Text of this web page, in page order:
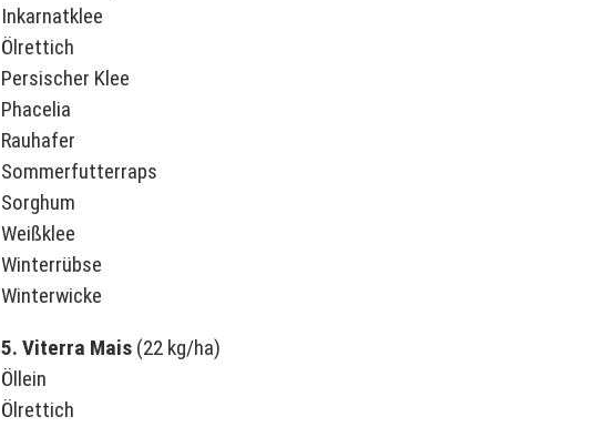
Inkarnatklee
Ölrettich
Persischer Klee
Phacelia
Rauhafer
Sommerfutterraps
Sorghum
Weißklee
Winterrübse
Winterwicke
5. Viterra Mais (22 kg/ha)
Öllein
Ölrettich